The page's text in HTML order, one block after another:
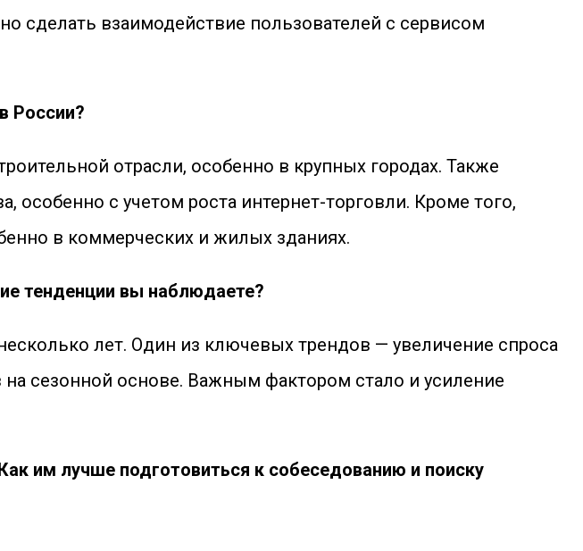
сделать взаимодействие пользователей с сервисом
России?
отрасли, особенно в крупных городах. Также
особенно с учетом роста интернет-торговли. Кроме того,
в коммерческих и жилых зданиях.
тенденции вы наблюдаете?
лет. Один из ключевых трендов — увеличение спроса
сезонной основе. Важным фактором стало и усиление
им лучше подготовиться к собеседованию и поиску